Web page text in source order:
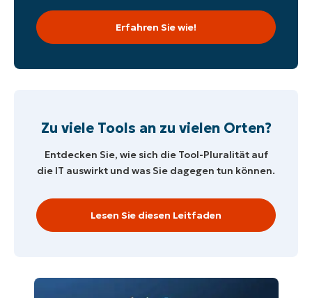
Erfahren Sie wie!
Zu viele Tools an zu vielen Orten?
Entdecken Sie, wie sich die Tool-Pluralität auf
die IT auswirkt und was Sie dagegen tun können.
Lesen Sie diesen Leitfaden